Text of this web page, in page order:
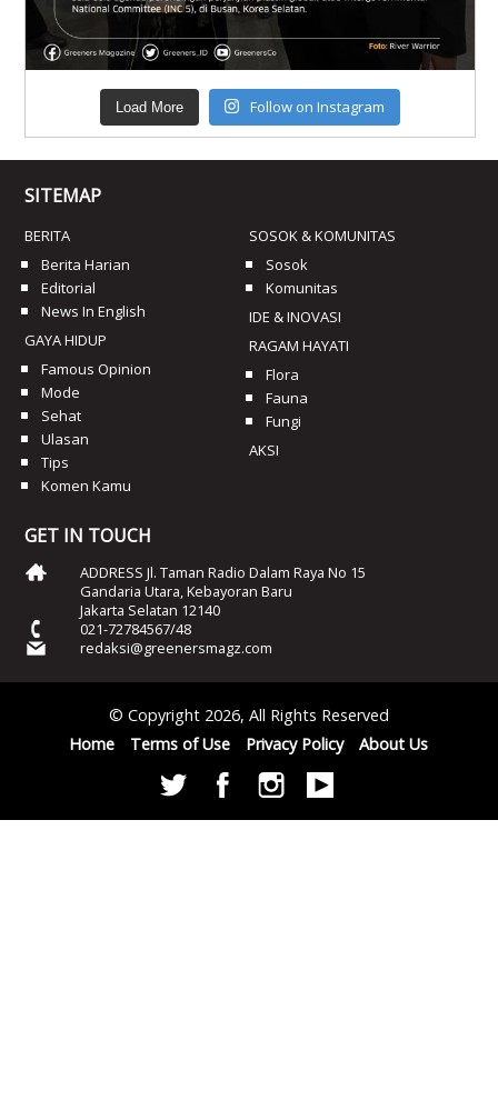
Load More Follow on Instagram
SITEMAP
BERITA
Berita Harian
Editorial
News In English
GAYA HIDUP
Famous Opinion
Mode
Sehat
Ulasan
Tips
Komen Kamu
SOSOK & KOMUNITAS
Sosok
Komunitas
IDE & INOVASI
RAGAM HAYATI
Flora
Fauna
Fungi
AKSI
GET IN TOUCH
ADDRESS Jl. Taman Radio Dalam Raya No 15
Gandaria Utara, Kebayoran Baru
Jakarta Selatan 12140
021-72784567/48
redaksi@greenersmagz.com
© Copyright 2026, All Rights Reserved
Home
Terms of Use Privacy Policy About Us